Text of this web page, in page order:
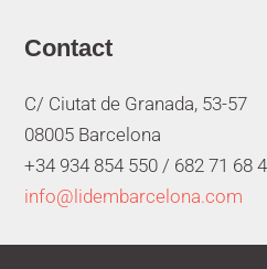
Contact
C/ Ciutat de Granada, 53-57
08005 Barcelona
+34 934 854 550 / 682 71 68
info@lidembarcelona.com